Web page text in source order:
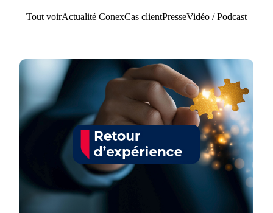
Tout voirActualité ConexCas clientPresseVidéo / Podcast